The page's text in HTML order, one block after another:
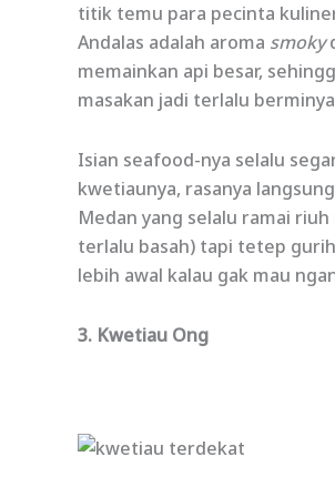
titik temu para pecinta
Andalas adalah aroma smoky
memainkan api besar,
masakan jadi terlalu
Isian seafood-nya selalu
kwetiaunya, rasanya
Medan yang selalu ramai
terlalu basah) tapi tetep
lebih awal kalau gak mau
3. Kwetiau Ong